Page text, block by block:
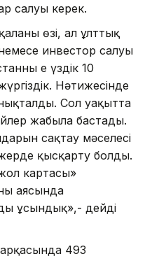
салуы керек.
өзі, ал ұлттық
инвестор салуы
ең үздік 10
Нәтижесінде
Сол уақытта
жабыла бастады.
сақтау мәселесі
қысқарту болды.
картасы»
аясында
ұсындық»,- дейді
493